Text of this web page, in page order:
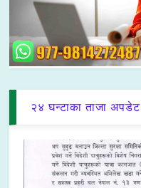
२४ घन्टाका ताजा अपडेट